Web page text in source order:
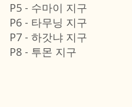
P5 - 수마이 지구
P6 - 타무닝 지구
P7 - 하갓냐 지구
P8 - 투몬 지구